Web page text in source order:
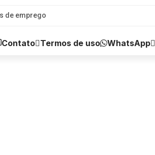
Contato Termos de uso WhatsApp